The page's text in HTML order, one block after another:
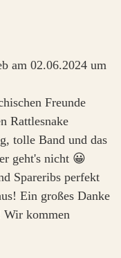
am 02.06.2024 um
Freunde
Rattlesnake
tolle Band und das
geht's nicht 😀
Spareribs perfekt
Ein großes Danke
Wir kommen